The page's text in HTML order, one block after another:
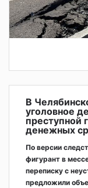
В
уголовное
преступной
денежных
По версии
фигурант в
переписку с
предложили